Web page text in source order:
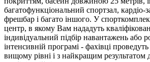
багатофункціональний спортзал, кардіо-
фрешбар і багато іншого. У
центр, в якому Вам нададуть
індивідуальний підбір навантажень або
інтенсивній програмі - фахівці
вищому рівні і з найкращим